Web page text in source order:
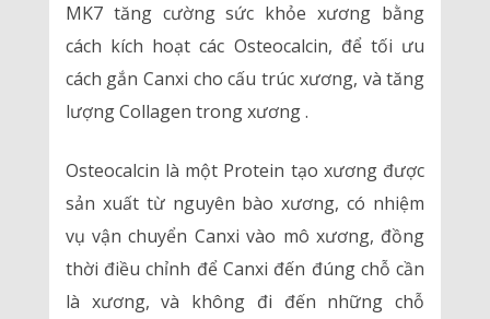
MK7 tăng cường sức khỏe xương bằng
cách kích hoạt các Osteocalcin, để tối ưu
cách gắn Canxi cho cấu trúc xương, và tăng
lượng Collagen trong xương .
Osteocalcin là một Protein tạo xương được
sản xuất từ nguyên bào xương, có nhiệm
vụ vận chuyển Canxi vào mô xương, đồng
thời điều chỉnh để Canxi đến đúng chỗ cần
là xương, và không đi đến những chỗ